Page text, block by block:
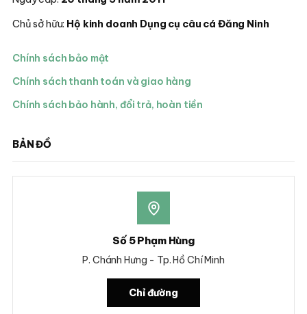
Chủ sở hữu: Hộ kinh doanh Dụng cụ câu cá Đăng Ninh
Chính sách bảo mật
Chính sách thanh toán và giao hàng
Chính sách bảo hành, đổi trả, hoàn tiền
BẢN ĐỒ
Số 5 Phạm Hùng
P. Chánh Hưng - Tp. Hồ Chí Minh
Chỉ đường